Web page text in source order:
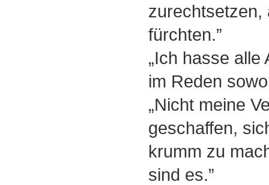
zurechtsetzen,
fürchten.”
„Ich hasse alle
im Reden
„Nicht meine
geschaffen,
krumm zu
sind es.”